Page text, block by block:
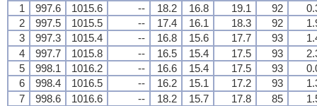
1
997.6 1015.6 -- 18.2 16.8 19.1 92
2
997.5 1015.5 -- 17.4 16.1 18.3 92
3
997.3 1015.4 -- 16.8 15.6 17.7 93
4
997.7 1015.8 -- 16.5 15.4 17.5 93
5
998.1 1016.2 -- 16.6 15.4 17.5 93
6
998.4 1016.5 -- 16.2 15.1 17.2 93
7
998.6 1016.6 -- 18.2 15.7 17.8 85
1
997.6 1015.6 -- 18.2 16.8 19.1 92
2
997.5 1015.5 -- 17.4 16.1 18.3 92
3
997.3 1015.4 -- 16.8 15.6 17.7 93
4
997.7 1015.8 -- 16.5 15.4 17.5 93
5
998.1 1016.2 -- 16.6 15.4 17.5 93
6
998.4 1016.5 -- 16.2 15.1 17.2 93
7
998.6 1016.6 -- 18.2 15.7 17.8 85
1
997.6 1015.6 -- 18.2 16.8 19.1 92
2
997.5 1015.5 -- 17.4 16.1 18.3 92
3
997.3 1015.4 -- 16.8 15.6 17.7 93
4
997.7 1015.8 -- 16.5 15.4 17.5 93
5
998.1 1016.2 -- 16.6 15.4 17.5 93
6
998.4 1016.5 -- 16.2 15.1 17.2 93
7
998.6 1016.6 -- 18.2 15.7 17.8 85
1
997.6 1015.6 -- 18.2 16.8 19.1 92
2
997.5 1015.5 -- 17.4 16.1 18.3 92
3
997.3 1015.4 -- 16.8 15.6 17.7 93
4
997.7 1015.8 -- 16.5 15.4 17.5 93
5
998.1 1016.2 -- 16.6 15.4 17.5 93
6
998.4 1016.5 -- 16.2 15.1 17.2 93
7
998.6 1016.6 -- 18.2 15.7 17.8 85